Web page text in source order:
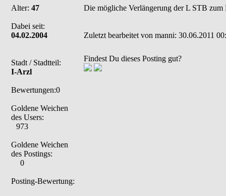
Alter: 47
Dabei seit:
04.02.2004
Stadt / Stadtteil:
I-Arzl
Bewertungen:0
Goldene Weichen
des Users:
973
Goldene Weichen
des Postings:
0
Posting-Bewertung:
Die mögliche Verlängerung der L STB zum
Zuletzt bearbeitet von manni: 30.06.2011
Findest Du dieses Posting gut?